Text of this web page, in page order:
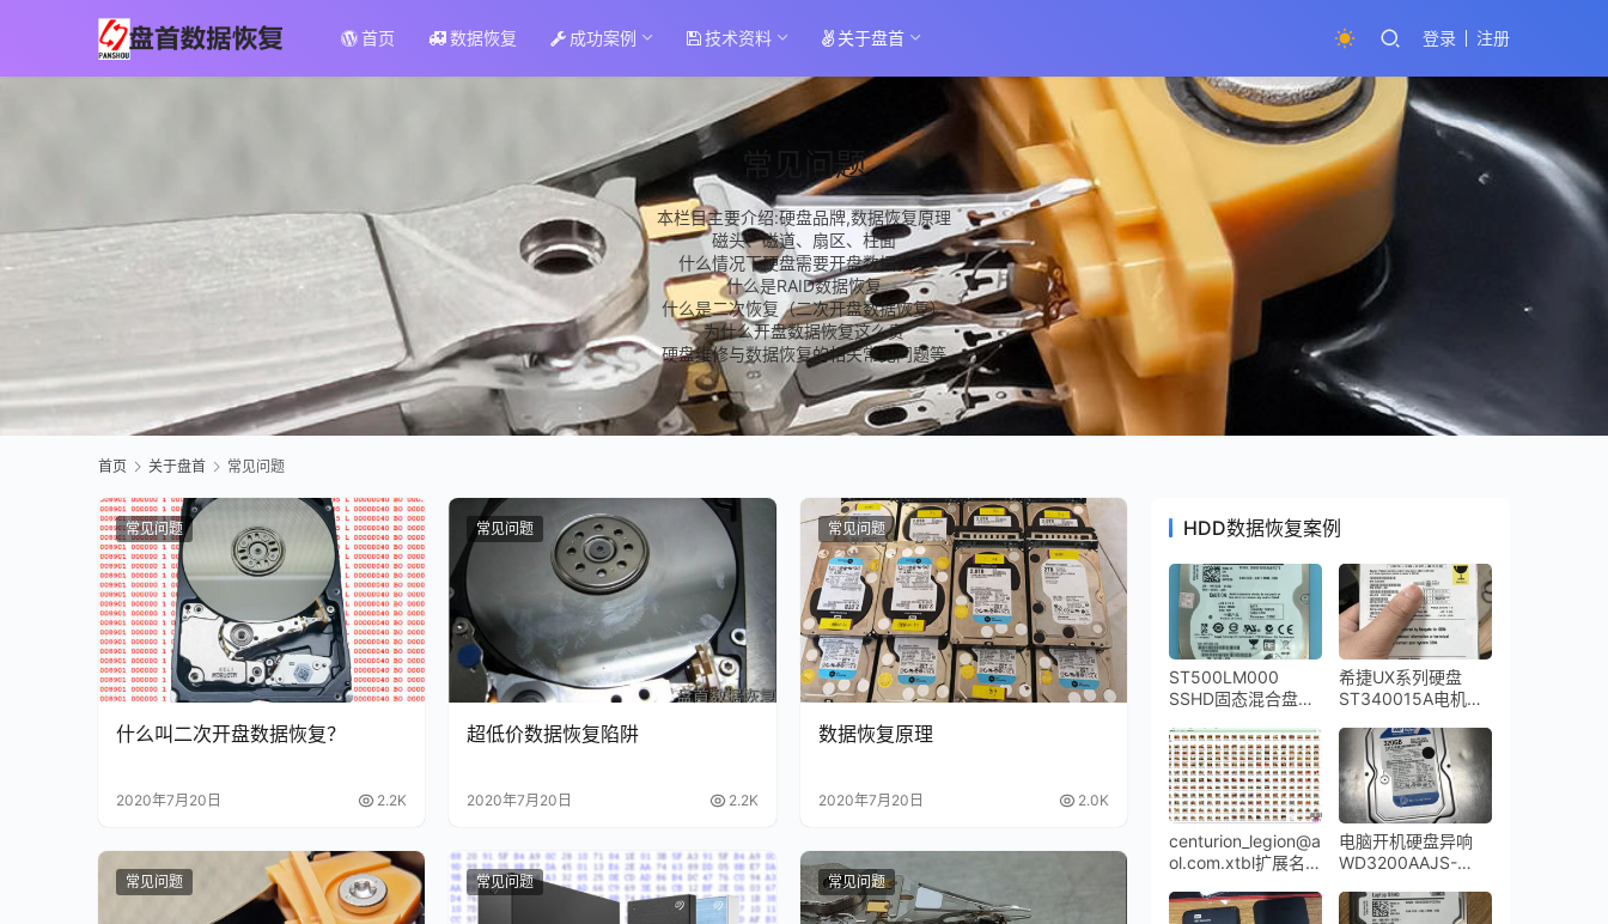
首页 数据恢复 成功案例 技术资料 关于盘首 登录 注册
常见问题
本栏目主要介绍:硬盘品牌,数据恢复原理
磁头、磁道、扇区、柱面
什么情况下硬盘需要开盘数据恢复
什么是RAID数据恢复
什么是二次恢复（二次开盘数据恢复）
为什么开盘数据恢复这么贵
硬盘维修与数据恢复的相关常见问题等
首页 关于盘首 常见问题
常见问题
什么叫二次开盘数据恢复？
2020年7月20日 2.2K
常见问题
超低价数据恢复陷阱
2020年7月20日 2.2K
常见问题
数据恢复原理
2020年7月20日 2.0K
常见问题 常见问题 常见问题
HDD数据恢复案例
ST500LM000
SSHD固态混合盘
不转数据恢复成功
希捷UX系列硬盘
ST340015A电机损
centurion_legion@a
ol.com.xtbl扩展名的
密
电脑开机硬盘异响
WD3200AAJS-
开盘数据恢复